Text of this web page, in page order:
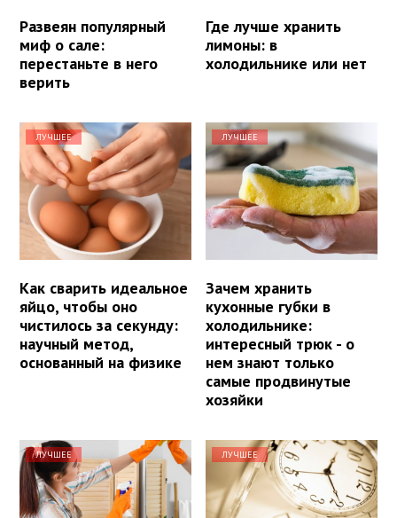
Развеян популярный
миф о сале:
перестаньте в него
верить
Где лучше хранить
лимоны: в
холодильнике или нет
ЛУЧШЕЕ
Как сварить идеальное
яйцо, чтобы оно
чистилось за секунду:
научный метод,
основанный на физике
ЛУЧШЕЕ
Зачем хранить
кухонные губки в
холодильнике:
интересный трюк - о
нем знают только
самые продвинутые
хозяйки
ЛУЧШЕЕ ЛУЧШЕЕ